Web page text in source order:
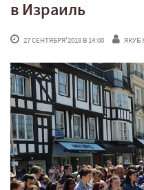
в Израиль
27 СЕНТЯБРЯ'2018 В 14:00 ЯКУБ